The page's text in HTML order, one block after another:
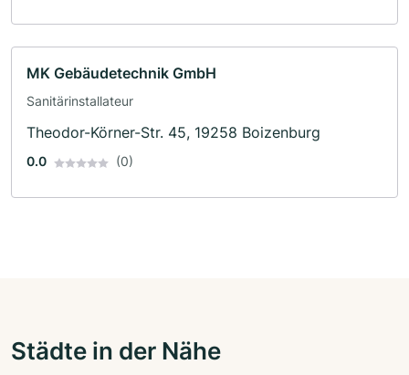
MK Gebäudetechnik GmbH
Sanitärinstallateur
Theodor-Körner-Str. 45, 19258 Boizenburg
0.0 (0)
Städte in der Nähe